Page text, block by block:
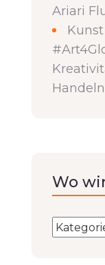
Ariari
Handeln
Wo